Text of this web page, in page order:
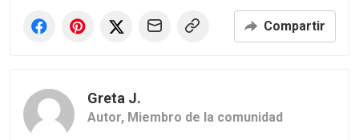
Compartir
Greta J.
Autor, Miembro de la comunidad